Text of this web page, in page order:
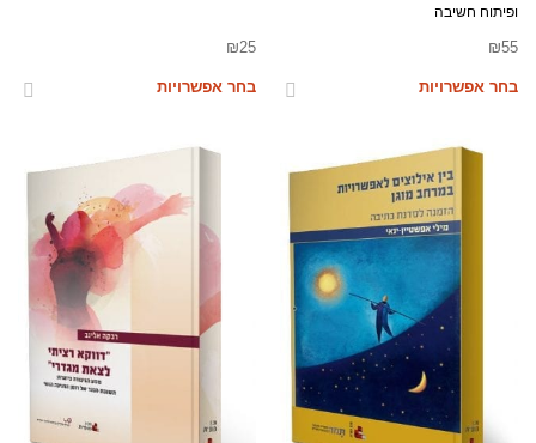
ופיתוח חשיבה
₪55
בחר אפשרויות
₪25
בחר אפשרויות